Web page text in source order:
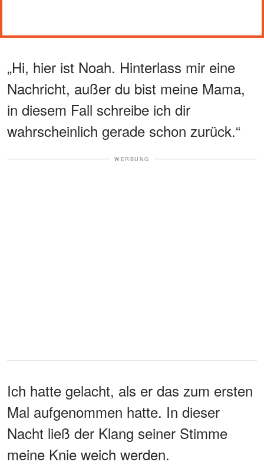
„Hi, hier ist Noah. Hinterlass mir eine
Nachricht, außer du bist meine Mama,
in diesem Fall schreibe ich dir
wahrscheinlich gerade schon zurück.“
WERBUNG
Ich hatte gelacht, als er das zum ersten
Mal aufgenommen hatte. In dieser
Nacht ließ der Klang seiner Stimme
meine Knie weich werden.